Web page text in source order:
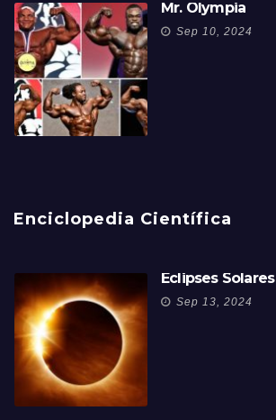
Mr. Olympia
Sep 10, 2024
Enciclopedia Científica
Eclipses Solares
Sep 13, 2024